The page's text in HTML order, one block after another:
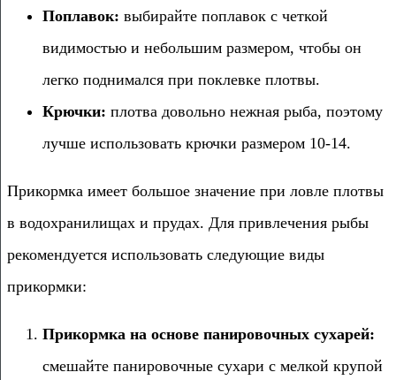
Поплавок: выбирайте поплавок с четкой
видимостью и небольшим размером, чтобы он
легко поднимался при поклевке плотвы.
Крючки: плотва довольно нежная рыба, поэтому
лучше использовать крючки размером 10-14.
Прикормка имеет большое значение при ловле плотвы
в водохранилищах и прудах. Для привлечения рыбы
рекомендуется использовать следующие виды
прикормки:
Прикормка на основе панировочных сухарей:
смешайте панировочные сухари с мелкой крупой